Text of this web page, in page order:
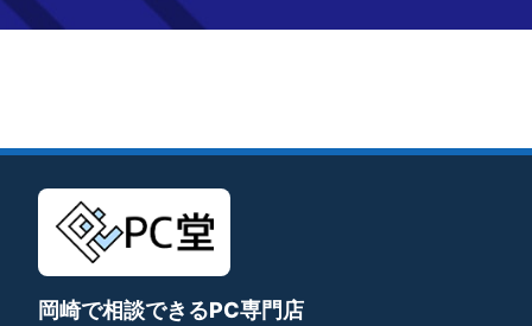
岡崎で相談できるPC専門店